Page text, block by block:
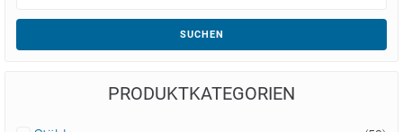
SUCHEN
PRODUKTKATEGORIEN